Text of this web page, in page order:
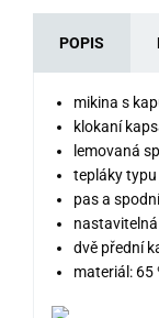
POPIS
mikina s
klokaní
lemovaná
tepláky
pas a
dvě přední
materiál: 65